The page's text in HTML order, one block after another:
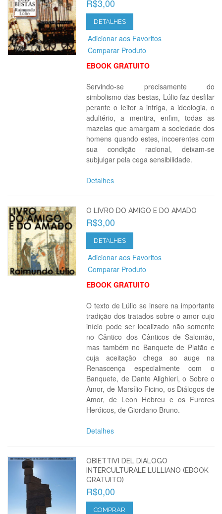
R$3,00
DETALHES
Adicionar aos Favoritos
Comparar Produto
EBOOK GRATUITO
Servindo-se precisamente do
simbolismo das bestas, Lúlio faz desfilar
perante o leitor a intriga, a ideologia, o
adultério, a mentira, enfim, todas as
mazelas que amargam a sociedade dos
homens quando estes, incoerentes com
sua condição racional, deixam-se
subjulgar pela cega sensibilidade.
Detalhes
O LIVRO DO AMIGO E DO AMADO
R$3,00
DETALHES
Adicionar aos Favoritos
Comparar Produto
EBOOK GRATUITO
O texto de Lúlio se insere na importante
tradição dos tratados sobre o amor cujo
início pode ser localizado não somente
no Cântico dos Cânticos de Salomão,
mas também no Banquete de Platão e
cuja aceitação chega ao auge na
Renascença especialmente com o
Banquete, de Dante Alighieri, o Sobre o
Amor, de Marsílio Ficino, os Diálogos de
Amor, de Leon Hebreu e os Furores
Heróicos, de Giordano Bruno.
Detalhes
OBIETTIVI DEL DIALOGO
INTERCULTURALE LULLIANO (EBOOK
GRATUITO)
R$0,00
COMPRAR